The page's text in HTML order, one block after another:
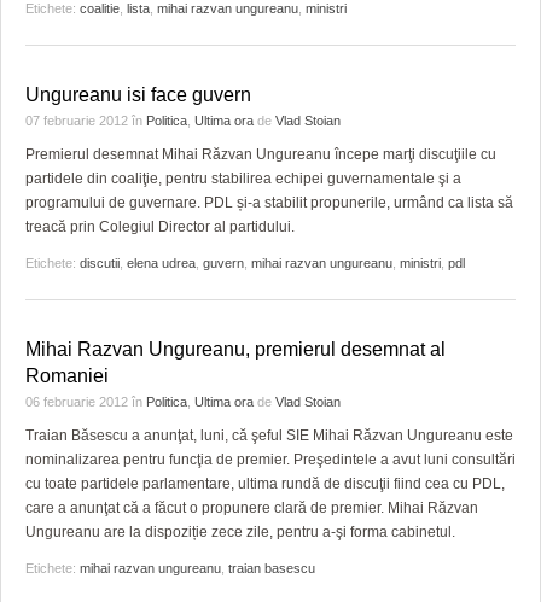
Etichete: coalitie, lista, mihai razvan ungureanu, ministri
Ungureanu isi face guvern
07 februarie 2012 în Politica, Ultima ora de Vlad Stoian
Premierul desemnat Mihai Răzvan Ungureanu începe marţi discuţiile cu
partidele din coaliţie, pentru stabilirea echipei guvernamentale şi a
programului de guvernare. PDL și-a stabilit propunerile, urmând ca lista să
treacă prin Colegiul Director al partidului.
Etichete: discutii, elena udrea, guvern, mihai razvan ungureanu, ministri, pdl
Mihai Razvan Ungureanu, premierul desemnat al
Romaniei
06 februarie 2012 în Politica, Ultima ora de Vlad Stoian
Traian Băsescu a anunţat, luni, că şeful SIE Mihai Răzvan Ungureanu este
nominalizarea pentru funcţia de premier. Preşedintele a avut luni consultări
cu toate partidele parlamentare, ultima rundă de discuţii fiind cea cu PDL,
care a anunţat că a făcut o propunere clară de premier. Mihai Răzvan
Ungureanu are la dispoziție zece zile, pentru a-şi forma cabinetul.
Etichete: mihai razvan ungureanu, traian basescu